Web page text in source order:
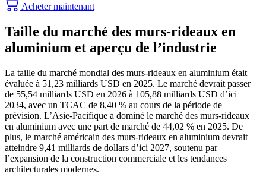
Acheter maintenant
Taille du marché des murs-rideaux en
aluminium et aperçu de l’industrie
La taille du marché mondial des murs-rideaux en aluminium était
évaluée à 51,23 milliards USD en 2025. Le marché devrait passer
de 55,54 milliards USD en 2026 à 105,88 milliards USD d’ici
2034, avec un TCAC de 8,40 % au cours de la période de
prévision. L’Asie-Pacifique a dominé le marché des murs-rideaux
en aluminium avec une part de marché de 44,02 % en 2025. De
plus, le marché américain des murs-rideaux en aluminium devrait
atteindre 9,41 milliards de dollars d’ici 2027, soutenu par
l’expansion de la construction commerciale et les tendances
architecturales modernes.